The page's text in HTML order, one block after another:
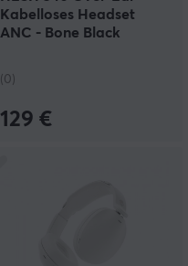
Kabelloses Headset
ANC - Bone Black
(0)
129 €